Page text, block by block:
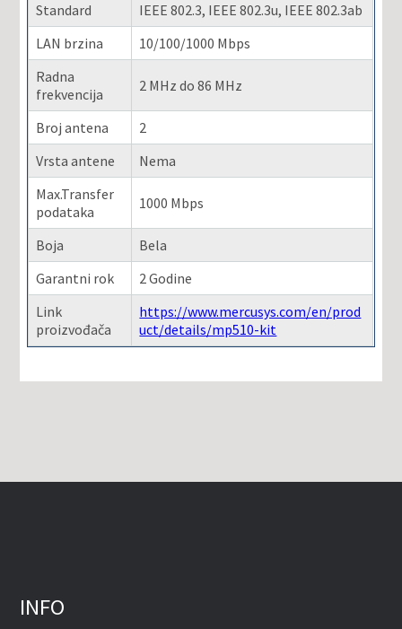
Standard
IEEE 802.3, IEEE 802.3u, IEEE 802.3ab
LAN brzina
10/100/1000 Mbps
Radna
frekvencija
2 MHz do 86 MHz
Broj antena
2
Vrsta antene
Nema
Max.Transfer
podataka
1000 Mbps
Boja
Bela
Garantni rok
2 Godine
Link
proizvođača
https://www.mercusys.com/en/prod
uct/details/mp510-kit
INFO